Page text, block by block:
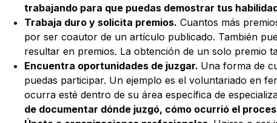
trabajando para que puedas demostrar tus
Trabaja duro y solicita premios. Cuantos más
por ser coautor de un artículo publicado. También
resultar en premios. La obtención de un solo premio
Encuentra oportunidades de juzgar. Una forma de
puedas participar. Un ejemplo es el voluntariado en
ocurra esté dentro de su área específica de
de documentar dónde juzgó, cómo ocurrió el